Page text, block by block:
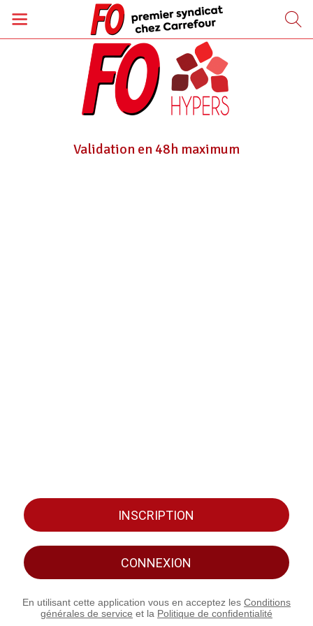
Validation en 48h maximum
INSCRIPTION
CONNEXION
En utilisant cette application vous en acceptez les Conditions
générales de service et la Politique de confidentialité